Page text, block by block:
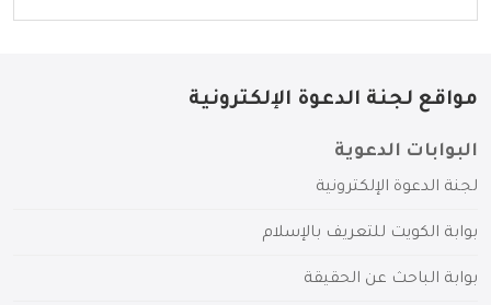
مواقع لجنة الدعوة الإلكترونية
البوابات الدعوية
لجنة الدعوة الإلكترونية
بوابة الكويت للتعريف بالإسلام
بوابة الباحث عن الحقيقة